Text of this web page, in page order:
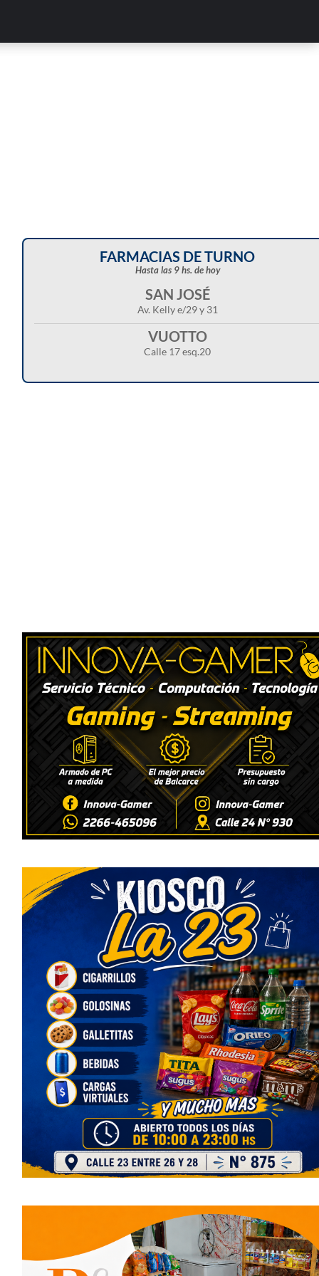
FARMACIAS DE TURNO
Hasta las 9 hs. de hoy
SAN JOSÉ
Av. Kelly e/29 y 31
VUOTTO
Calle 17 esq.20